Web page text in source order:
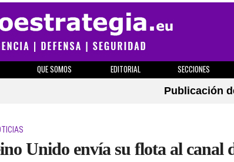
QUE SOMOS EDITORIAL SECCIONES
Publicación
Unido envía su flota al